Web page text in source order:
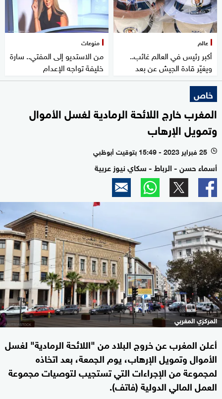
عالم
أكبر رئيس في العالم غائب..
ويغيّر قادة الجيش عن بعد
منوعات
من الاستديو إلى المفتي.. سارة
خليفة تواجه الإعدام
خاص
المغرب خارج اللائحة الرمادية لغسل الأموال
وتمويل الإرهاب
l 25 فبراير 2023 - 15:49 بتوقيت أبوظبي
أسماء حسن - الرباط - سكاي نيوز عربية
المركزي المغربي
أعلن المغرب عن خروج البلاد من "اللائحة الرمادية" لغسل
الأموال وتمويل الإرهاب، يوم الجمعة، بعد اتخاذه
لمجموعة من الإجراءات التي تستجيب لتوصيات مجموعة
العمل المالي الدولية (فاتف).